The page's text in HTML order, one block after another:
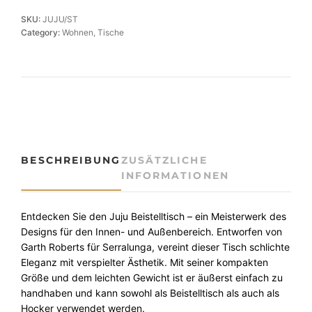
g
n
i
t
c
h
J
u
j
u
I
SKU: JUJU/ST
Category:Wohnen, Tische
BESCHREIBUNG ZUSÄTZLICHE
INFORMATIONEN
Entdecken Sie den Juju Beistelltisch – ein Meisterwerk des
Designs für den Innen- und Außenbereich. Entworfen von
Garth Roberts für Serralunga, vereint dieser Tisch schlichte
Eleganz mit verspielter Ästhetik. Mit seiner kompakten
Größe und dem leichten Gewicht ist er äußerst einfach zu
handhaben und kann sowohl als Beistelltisch als auch als
Hocker verwendet werden.